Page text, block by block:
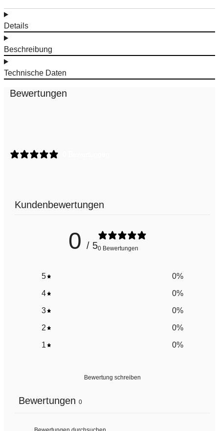
Details
Beschreibung
Technische Daten
Bewertungen
Kundenbewertungen
0 / 50 Bewertungen
5 0%
4 0%
3 0%
2 0%
1 0%
Bewertung schreiben
Bewertungen 0